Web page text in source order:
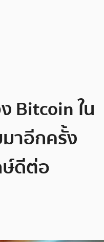
Bitcoin ใน
มาอีกครั้ง
ษ์ดีต่อ